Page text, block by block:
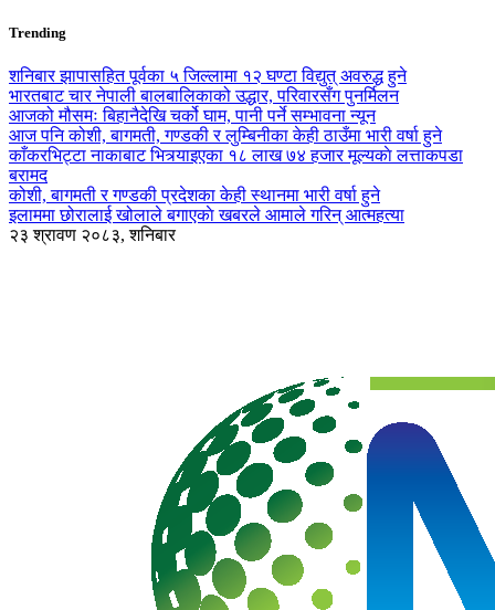
Trending
शनिबार झापासहित पूर्वका ५ जिल्लामा १२ घण्टा विद्युत् अवरुद्ध हुने
भारतबाट चार नेपाली बालबालिकाको उद्धार, परिवारसँग पुनर्मिलन
आजको मौसमः बिहानैदेखि चर्को घाम, पानी पर्ने सम्भावना न्यून
आज पनि कोशी, बागमती, गण्डकी र लुम्बिनीका केही ठाउँमा भारी वर्षा हुने
काँकरभिट्टा नाकाबाट भित्र्याइएका १८ लाख ७४ हजार मूल्यकाे लत्ताकपडा
बरामद
कोशी, बागमती र गण्डकी प्रदेशका केही स्थानमा भारी वर्षा हुने
इलाममा छोरालाई खोलाले बगाएकाे खबरले आमाले गरिन् आत्महत्या
२३ श्रावण २०८३, शनिबार